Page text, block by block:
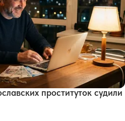
проституток судили